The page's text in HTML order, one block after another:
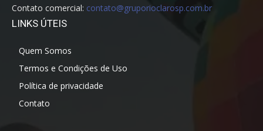
Contato comercial: contato@gruporioclarosp.com.br
LINKS ÚTEIS
Quem Somos
Termos e Condições de Uso
Política de privacidade
Contato